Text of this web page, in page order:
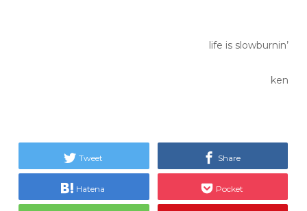
life is slowburnin’
ken
Tweet Share
Hatena Pocket